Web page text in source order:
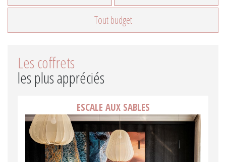
Tout budget
Les coffrets
les plus appréciés
ESCALE AUX SABLES